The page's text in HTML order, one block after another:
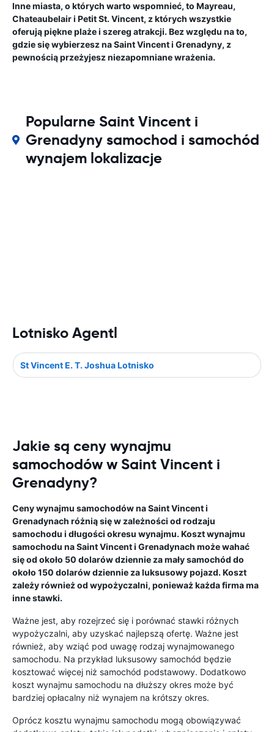
Inne miasta, o których warto wspomnieć, to Mayreau,
Chateaubelair i Petit St. Vincent, z których wszystkie
oferują piękne plaże i szereg atrakcji. Bez względu na to,
gdzie się wybierzesz na Saint Vincent i Grenadyny, z
pewnością przeżyjesz niezapomniane wrażenia.
Popularne Saint Vincent i
Grenadyny samochod i samochód
wynajem lokalizacje
Lotnisko Agentl
St Vincent E. T. Joshua Lotnisko
Jakie są ceny wynajmu
samochodów w Saint Vincent i
Grenadyny?
Ceny wynajmu samochodów na Saint Vincent i
Grenadynach różnią się w zależności od rodzaju
samochodu i długości okresu wynajmu. Koszt wynajmu
samochodu na Saint Vincent i Grenadynach może wahać
się od około 50 dolarów dziennie za mały samochód do
około 150 dolarów dziennie za luksusowy pojazd. Koszt
zależy również od wypożyczalni, ponieważ każda firma ma
inne stawki.
Ważne jest, aby rozejrzeć się i porównać stawki różnych
wypożyczalni, aby uzyskać najlepszą ofertę. Ważne jest
również, aby wziąć pod uwagę rodzaj wynajmowanego
samochodu. Na przykład luksusowy samochód będzie
kosztować więcej niż samochód podstawowy. Dodatkowo
koszt wynajmu samochodu na dłuższy okres może być
bardziej opłacalny niż wynajem na krótszy okres.
Oprócz kosztu wynajmu samochodu mogą obowiązywać